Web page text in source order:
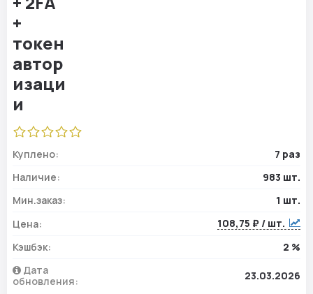
Куплено:
7 раз
Наличие:
983 шт.
Мин.заказ:
1 шт.
Цена:
108,75 ₽ / шт.
Кэшбэк:
2 %
Дата
обновления:
23.03.2026